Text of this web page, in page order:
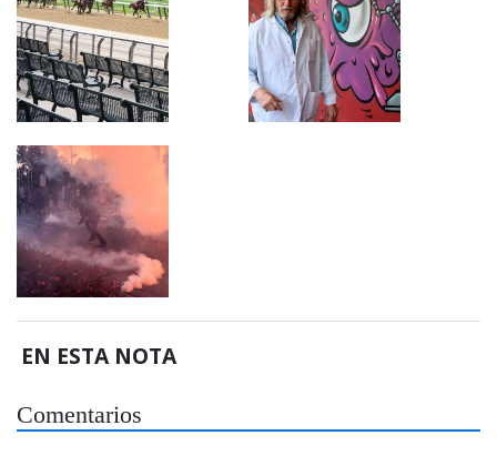
EN ESTA NOTA
Comentarios